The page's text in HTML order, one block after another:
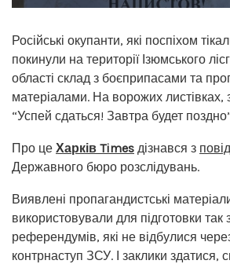
Російські окупанти, які поспіхом
покинули на території Ізюмського
області склад з боєприпасами та
матеріалами. На ворожих листівках,
“Успей сдаться! Завтра будет
Про це Харків Times дізнався з
Державного бюро розслідувань.
Виявлені пропагандистські
використовували для підготовки так
референдумів, які не відбулися
контрнаступ ЗСУ. І заклики здатися,